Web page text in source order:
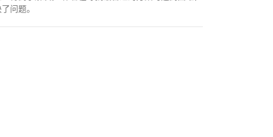
问题。